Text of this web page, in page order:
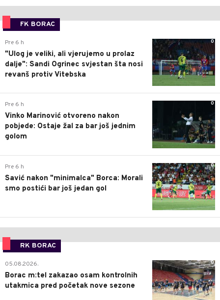
FK BORAC
0
Pre 6 h
"Ulog je veliki, ali vjerujemo u prolaz
dalje": Sandi Ogrinec svjestan šta nosi
revanš protiv Vitebska
0
Pre 6 h
Vinko Marinović otvoreno nakon
pobjede: Ostaje žal za bar još jednim
golom
0
Pre 6 h
Savić nakon "minimalca" Borca: Morali
smo postići bar još jedan gol
RK BORAC
0
05.08.2026.
Borac m:tel zakazao osam kontrolnih
utakmica pred početak nove sezone